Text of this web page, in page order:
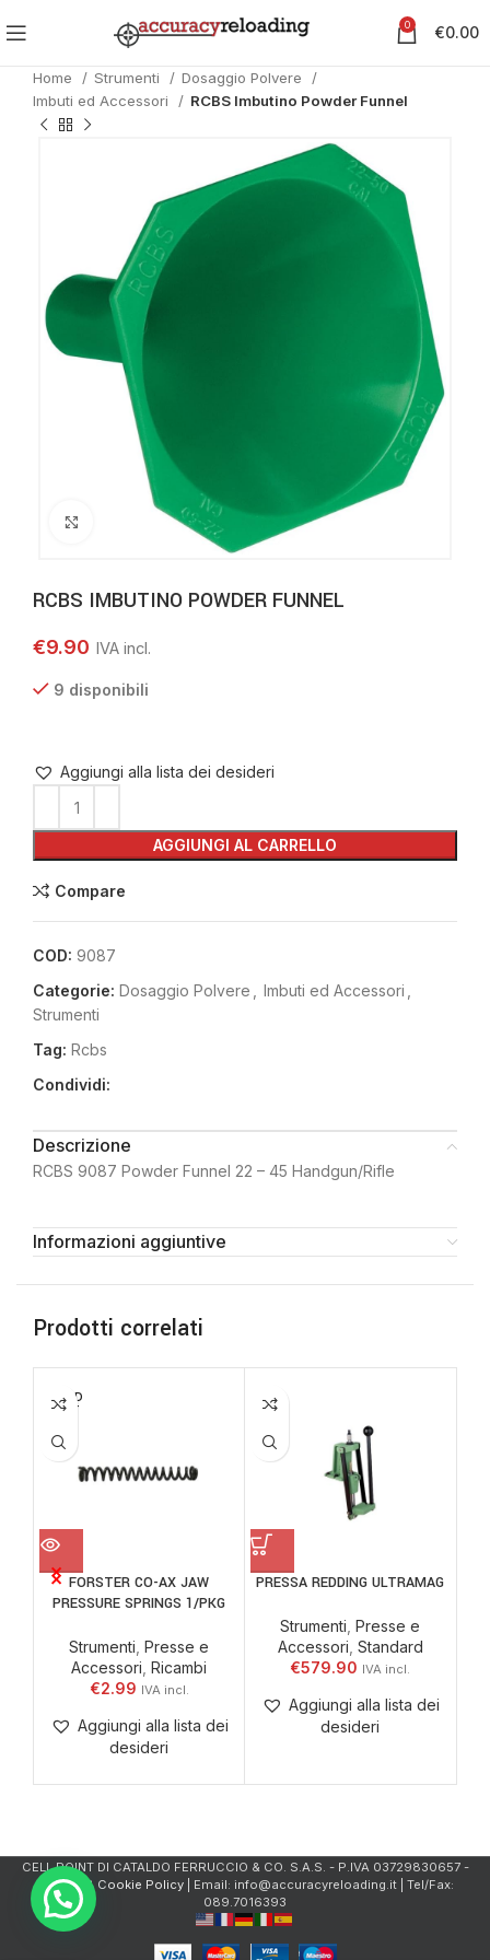
0 €0.00
Home Strumenti
Dosaggio Polvere
Imbuti ed Accessori
RCBS Imbutino Powder Funnel
Clicca per ingrandire
RCBS IMBUTINO POWDER FUNNEL
€9.90
9 disponibili
AGGIUNGI AL CARRELLO
Aggiungi alla lista dei desideri
Compare
COD: 9087
Categorie: Dosaggio Polvere Imbuti ed Accessori
Strumenti
Tag: Rcbs
Condividi:
Descrizione
RCBS 9087 Powder Funnel 22 – 45 Handgun/Rifle
Informazioni aggiuntive
Prodotti correlati
SOLD
OUT
FORSTER CO-AX JAW
PRESSURE SPRINGS 1/PKG
Strumenti Presse e
Accessori Ricambi
€2.99
Aggiungi alla lista dei
desideri
PRESSA REDDING ULTRAMAG
Strumenti Presse e
Accessori Standard
€579.90
Aggiungi alla lista dei
desideri
CELL.POINT DI CATALDO FERRUCCIO & CO. S.A.S. - P.IVA 03729830657 -
Privacy & Cookie Policy| Email: info@accuracyreloading.it | Tel/Fax:
089.7016393